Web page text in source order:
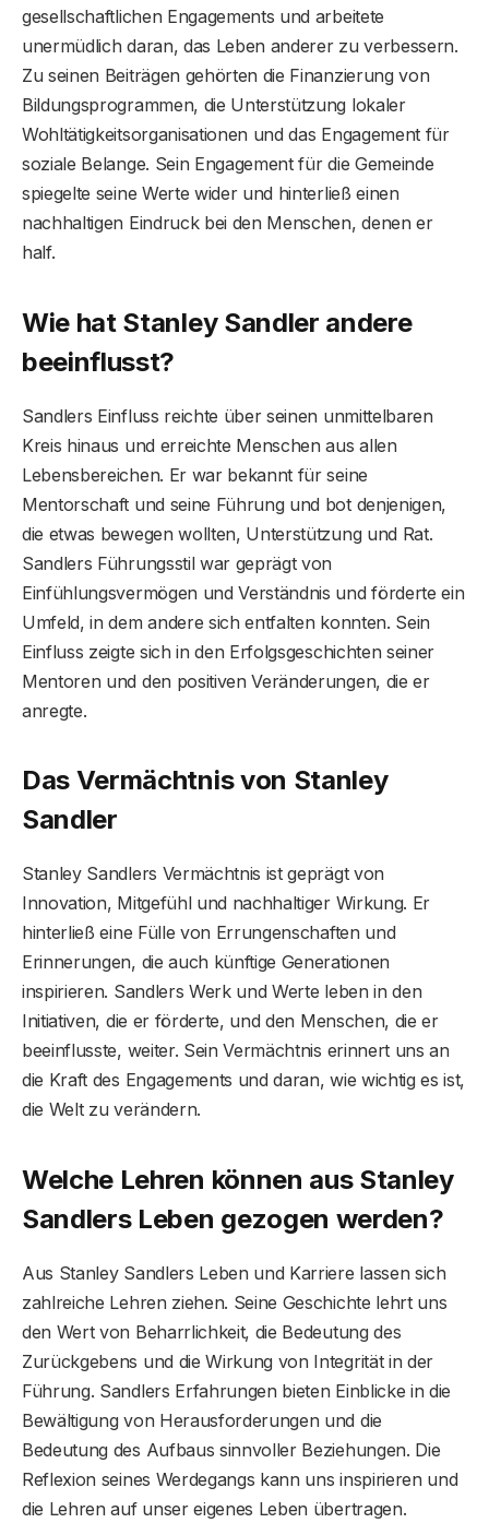
gesellschaftlichen Engagements und arbeitete
unermüdlich daran, das Leben anderer zu verbessern.
Zu seinen Beiträgen gehörten die Finanzierung von
Bildungsprogrammen, die Unterstützung lokaler
Wohltätigkeitsorganisationen und das Engagement für
soziale Belange. Sein Engagement für die Gemeinde
spiegelte seine Werte wider und hinterließ einen
nachhaltigen Eindruck bei den Menschen, denen er
half.
Wie hat Stanley Sandler andere
beeinflusst?
Sandlers Einfluss reichte über seinen unmittelbaren
Kreis hinaus und erreichte Menschen aus allen
Lebensbereichen. Er war bekannt für seine
Mentorschaft und seine Führung und bot denjenigen,
die etwas bewegen wollten, Unterstützung und Rat.
Sandlers Führungsstil war geprägt von
Einfühlungsvermögen und Verständnis und förderte ein
Umfeld, in dem andere sich entfalten konnten. Sein
Einfluss zeigte sich in den Erfolgsgeschichten seiner
Mentoren und den positiven Veränderungen, die er
anregte.
Das Vermächtnis von Stanley
Sandler
Stanley Sandlers Vermächtnis ist geprägt von
Innovation, Mitgefühl und nachhaltiger Wirkung. Er
hinterließ eine Fülle von Errungenschaften und
Erinnerungen, die auch künftige Generationen
inspirieren. Sandlers Werk und Werte leben in den
Initiativen, die er förderte, und den Menschen, die er
beeinflusste, weiter. Sein Vermächtnis erinnert uns an
die Kraft des Engagements und daran, wie wichtig es ist,
die Welt zu verändern.
Welche Lehren können aus Stanley
Sandlers Leben gezogen werden?
Aus Stanley Sandlers Leben und Karriere lassen sich
zahlreiche Lehren ziehen. Seine Geschichte lehrt uns
den Wert von Beharrlichkeit, die Bedeutung des
Zurückgebens und die Wirkung von Integrität in der
Führung. Sandlers Erfahrungen bieten Einblicke in die
Bewältigung von Herausforderungen und die
Bedeutung des Aufbaus sinnvoller Beziehungen. Die
Reflexion seines Werdegangs kann uns inspirieren und
die Lehren auf unser eigenes Leben übertragen.